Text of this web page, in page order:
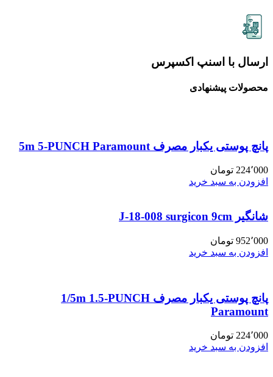
ارسال با اسنپ اکسپرس
محصولات پیشنهادی
پانچ پوستی یکبار مصرف 5m 5-PUNCH Paramount
224٬000 تومان
افزودن به سبد خرید
شانگیر J-18-008 surgicon 9cm
952٬000 تومان
افزودن به سبد خرید
پانچ پوستی یکبار مصرف 1/5m 1.5-PUNCH
Paramount
224٬000 تومان
افزودن به سبد خرید